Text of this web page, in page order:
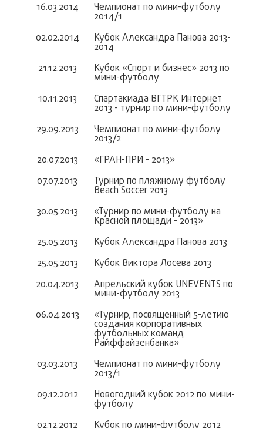
16.03.2014
Чемпионат по мини-футболу
2014/1
02.02.2014
Кубок Александра Панова 2013-
2014
21.12.2013
Кубок «Спорт и бизнес» 2013 по
мини-футболу
10.11.2013
Спартакиада ВГТРК Интернет
2013 - турнир по мини-футболу
29.09.2013
Чемпионат по мини-футболу
2013/2
20.07.2013
«ГРАН-ПРИ - 2013»
07.07.2013
Турнир по пляжному футболу
Beach Soccer 2013
30.05.2013
«Турнир по мини-футболу на
Красной площади - 2013»
25.05.2013
Кубок Александра Панова 2013
25.05.2013
Кубок Виктора Лосева 2013
20.04.2013
Апрельский кубок UNEVENTS по
мини-футболу 2013
06.04.2013
«Турнир, посвященный 5-летию
создания корпоративных
футбольных команд
Райффайзенбанка»
03.03.2013
Чемпионат по мини-футболу
2013/1
09.12.2012
Новогодний кубок 2012 по мини-
футболу